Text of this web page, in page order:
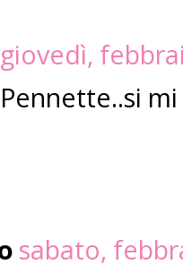
giovedì,
sabato,